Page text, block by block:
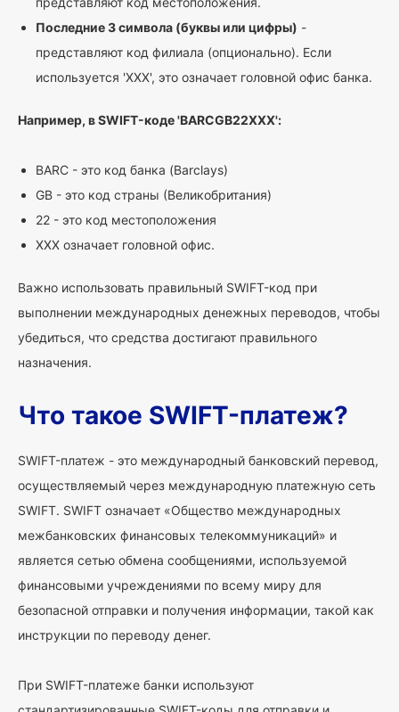
Последние 3 символа (буквы или цифры) -
представляют код филиала (опционально). Если
используется 'XXX', это означает головной офис банка.
Например, в SWIFT-коде 'BARCGB22XXX':
BARC - это код банка (Barclays)
GB - это код страны (Великобритания)
22 - это код местоположения
XXX означает головной офис.
Важно использовать правильный SWIFT-код при
выполнении международных денежных переводов, чтобы
убедиться, что средства достигают правильного
назначения.
Что такое SWIFT-платеж?
SWIFT-платеж - это международный банковский перевод,
осуществляемый через международную платежную сеть
SWIFT. SWIFT означает «Общество международных
межбанковских финансовых телекоммуникаций» и
является сетью обмена сообщениями, используемой
финансовыми учреждениями по всему миру для
безопасной отправки и получения информации, такой как
инструкции по переводу денег.
При SWIFT-платеже банки используют